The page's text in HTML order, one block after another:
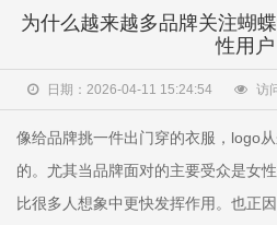
为什么越来越多品牌关注蝴
性用户
日期：2026-04-11 15:24:54 访
像给品牌挑一件出门穿的衣服，logo
的。尤其当品牌面对的主要受众是女
比很多人想象中更快发挥作用。也正因